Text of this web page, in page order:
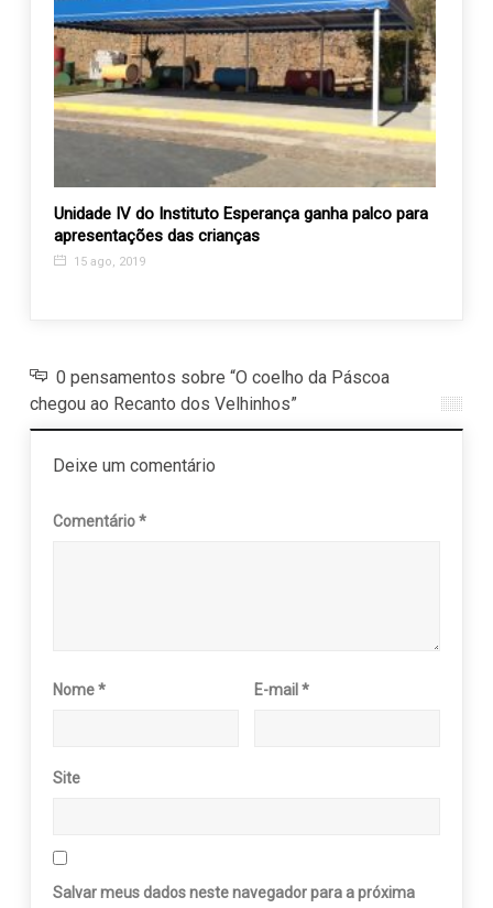
Unidade IV do Instituto Esperança ganha palco para
apresentações das crianças
15 ago, 2019
0 pensamentos sobre “O coelho da Páscoa
chegou ao Recanto dos Velhinhos”
Deixe um comentário
Comentário*
Nome* E-mail*
Site
Salvar meus dados neste navegador para a próxima